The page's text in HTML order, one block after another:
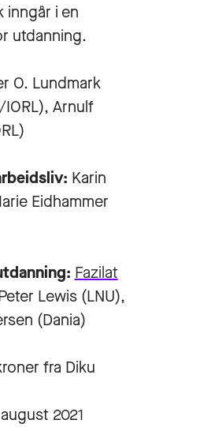
inngår i en
utdanning.
O. Lundmark
Arnulf
Karin
Eidhammer
Fazilat
Lewis (LNU),
(Dania)
fra Diku
2021